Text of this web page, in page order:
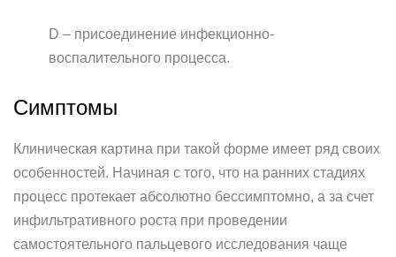
D – присоединение инфекционно-
воспалительного процесса.
Симптомы
Клиническая картина при такой форме имеет ряд своих
особенностей. Начиная с того, что на ранних стадиях
процесс протекает абсолютно бессимптомно, а за счет
инфильтративного роста при проведении
самостоятельного пальцевого исследования чаще